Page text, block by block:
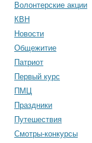
Волонтерские акции
КВН
Новости
Общежитие
Патриот
Первый курс
ПМЦ
Праздники
Путешествия
Смотры-конкурсы